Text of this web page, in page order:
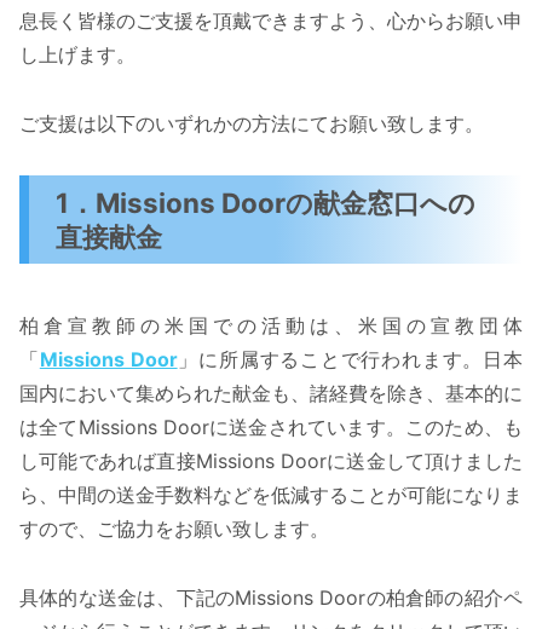
息長く皆様のご支援を頂戴できますよう、心からお願い申
し上げます。
ご支援は以下のいずれかの方法にてお願い致します。
1．Missions Doorの献金窓口への
直接献金
柏倉宣教師の米国での活動は、米国の宣教団体
「Missions Door」に所属することで行われます。日本
国内において集められた献金も、諸経費を除き、基本的に
は全てMissions Doorに送金されています。このため、も
し可能であれば直接Missions Doorに送金して頂けました
ら、中間の送金手数料などを低減することが可能になりま
すので、ご協力をお願い致します。
具体的な送金は、下記のMissions Doorの柏倉師の紹介ペ